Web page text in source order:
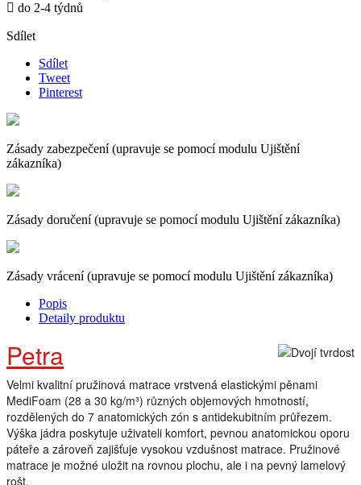
 do 2-4 týdnů
Sdílet
Sdílet
Tweet
Pinterest
Zásady zabezpečení (upravuje se pomocí modulu Ujištění
zákazníka)
Zásady doručení (upravuje se pomocí modulu Ujištění zákazníka)
Zásady vrácení (upravuje se pomocí modulu Ujištění zákazníka)
Popis
Detaily produktu
Petra
Velmi kvalitní pružinová matrace vrstvená elastickými pěnami
MediFoam (28 a 30 kg/m³) různých objemových hmotností,
rozdělených do 7 anatomických zón s antidekubitním průřezem.
Výška jádra poskytuje uživateli komfort, pevnou anatomickou oporu
páteře a zároveň zajišťuje vysokou vzdušnost matrace. Pružinové
matrace je možné uložit na rovnou plochu, ale i na pevný lamelový
rošt.